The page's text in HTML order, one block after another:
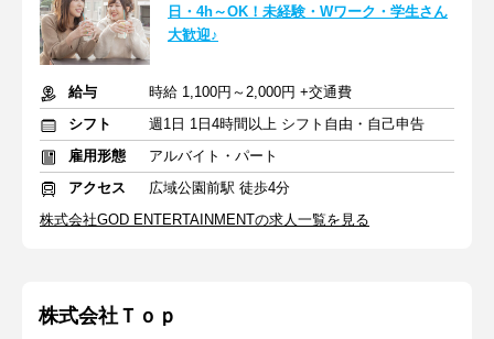
日・4h～OK！未経験・Wワーク・学生さん
大歓迎♪
給与
時給 1,100円～2,000円 +交通費
シフト
週1日 1日4時間以上 シフト自由・自己申告
雇用形態
アルバイト・パート
アクセス
広域公園前駅 徒歩4分
株式会社GOD ENTERTAINMENTの求人一覧を見る
株式会社Ｔｏｐ